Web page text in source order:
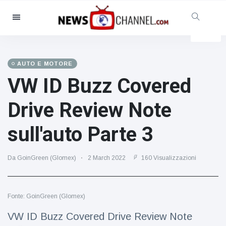
Categorie
Sociale e divertimento
Cinema e TV
(81)
Celebrità
(13938)
Moda e bellezza
(122)
Cibo e bevande
Stile di vita
Salute e fitness
(73)
AUTO E MOTORE
VW ID Buzz Covered
Drive Review Note
sull'auto Parte 3
Da GoinGreen (Glomex) 2 March 2022 160 Visualizzazioni
Fonte: GoinGreen (Glomex)
VW ID Buzz Covered Drive Review Note